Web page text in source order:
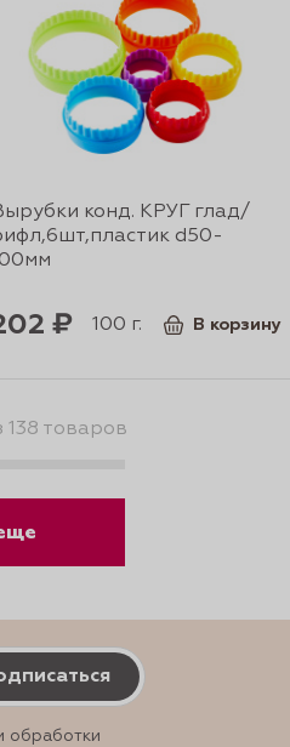
конд. КРУГ глад/
d50-
₽ 100 г. В корзину
товаров
обработки